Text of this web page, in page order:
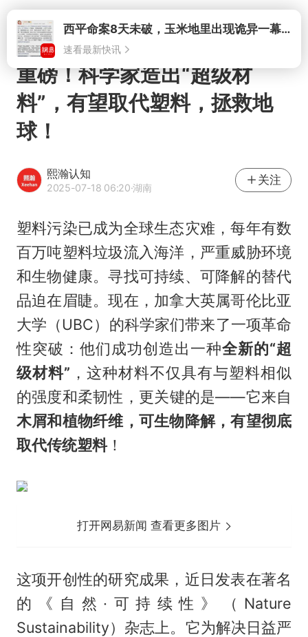
打开西平命案8天未破，玉米地里出现诡异一幕，我突然想起了欧金中
速看最新快讯
重磅！科学家造出“超级材
料”，有望取代塑料，拯救地
球！
熙瀚认知
2025-07-18 06:20·湖南
关注
塑料污染已成为全球生态灾难，每年有数
百万吨塑料垃圾流入海洋，严重威胁环境
和生物健康。寻找可持续、可降解的替代
品迫在眉睫。现在，加拿大英属哥伦比亚
大学（UBC）的科学家们带来了一项革命
性突破：他们成功创造出一种全新的“超
级材料” ，这种材料不仅具有与塑料相似
的强度和柔韧性，更关键的是——它来自
木屑和植物纤维，可生物降解，有望彻底
取代传统塑料！
打开网易新闻 查看更多图片
这项开创性的研究成果，近日发表在著名
的《自然·可持续性》（Nature
Sustainability）杂志上。它为解决日益严